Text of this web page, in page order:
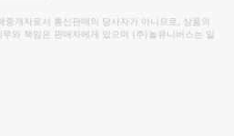
중개자로서 통신판매의 당사자가 아니므로, 상품의
와 책임은 판매자에게 있으며 (주)놀유니버스는 일